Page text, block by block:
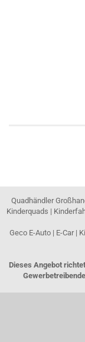
Quadhändler
Kinderquads |
Geco E-Auto | E-Car |
Dieses Angebot